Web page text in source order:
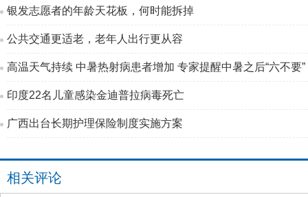
银发志愿者的年龄天花板，何时能拆掉
公共交通更适老，老年人出行更从容
高温天气持续 中暑热射病患者增加 专家提醒中暑之后“六不要”
印度22名儿童感染金迪普拉病毒死亡
广西出台长期护理保险制度实施方案
相关评论